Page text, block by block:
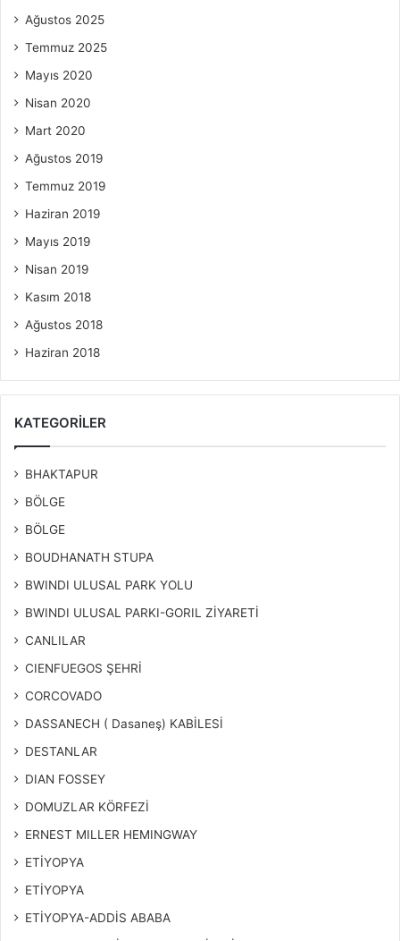
Ağustos 2025
Temmuz 2025
Mayıs 2020
Nisan 2020
Mart 2020
Ağustos 2019
Temmuz 2019
Haziran 2019
Mayıs 2019
Nisan 2019
Kasım 2018
Ağustos 2018
Haziran 2018
KATEGORILER
BHAKTAPUR
BÖLGE
BÖLGE
BOUDHANATH STUPA
BWINDI ULUSAL PARK YOLU
BWINDI ULUSAL PARKI-GORIL ZİYARETİ
CANLILAR
CIENFUEGOS ŞEHRİ
CORCOVADO
DASSANECH ( Dasaneş) KABİLESİ
DESTANLAR
DIAN FOSSEY
DOMUZLAR KÖRFEZİ
ERNEST MILLER HEMINGWAY
ETİYOPYA
ETİYOPYA
ETİYOPYA-ADDİS ABABA